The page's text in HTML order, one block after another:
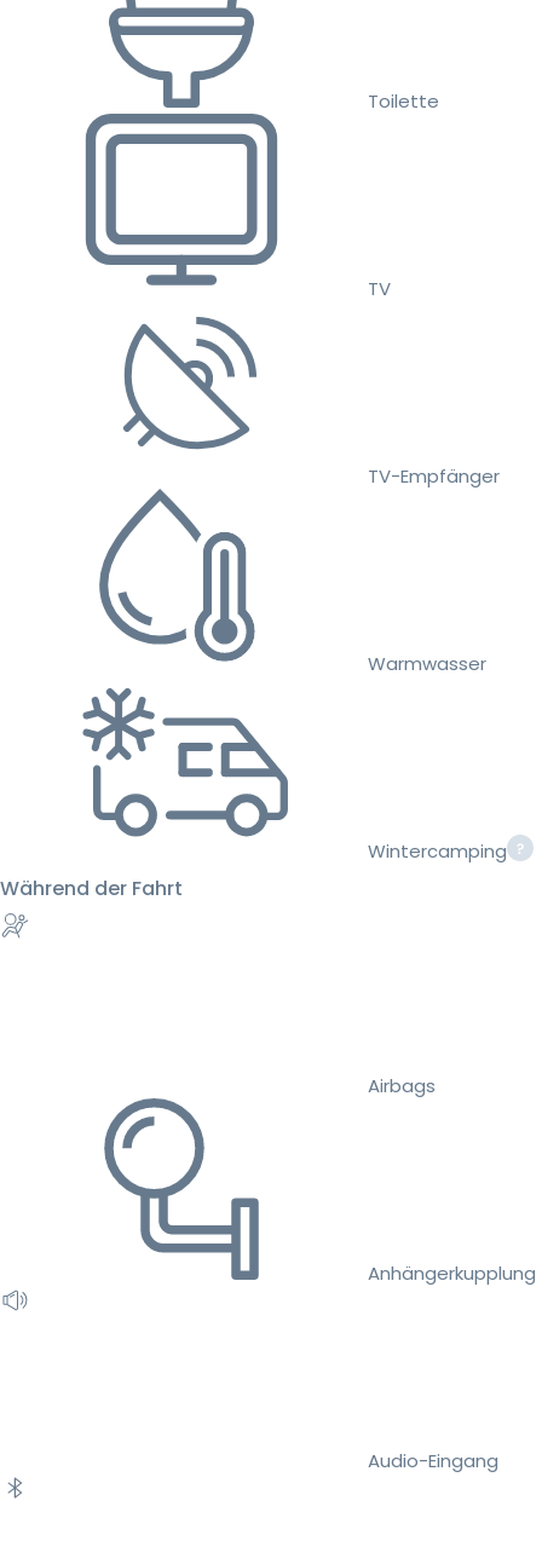
Toilette
TV
TV-Empfänger
Warmwasser
Wintercamping
Während der Fahrt
Airbags
Anhängerkupplung
Audio-Eingang